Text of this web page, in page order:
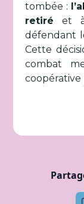
tombée :
retiré et
défendant
Cette
combat
coopérative